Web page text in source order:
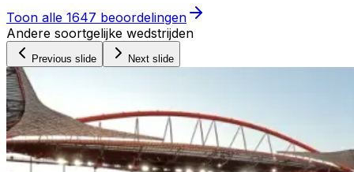
Toon alle 1647 beoordelingen
Andere soortgelijke wedstrijden
Previous slide Next slide